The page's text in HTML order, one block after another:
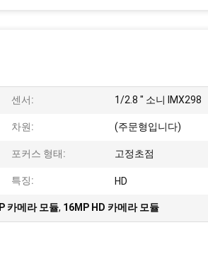
센서: 1/2.8 " 소니 IMX298
차원: (주문형입니다)
포커스 형태: 고정초점
특징: HD
카메라 모듈, 16MP HD 카메라 모듈